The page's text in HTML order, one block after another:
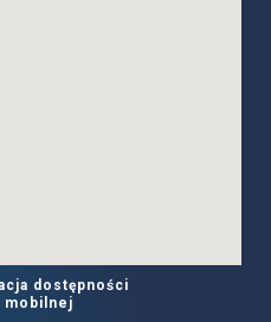
dostępności
mobilnej